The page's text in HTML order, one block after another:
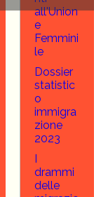
all'Union
e
Femmini
le
Dossier
statistic
o
immigra
zione
2023
drammi
delle